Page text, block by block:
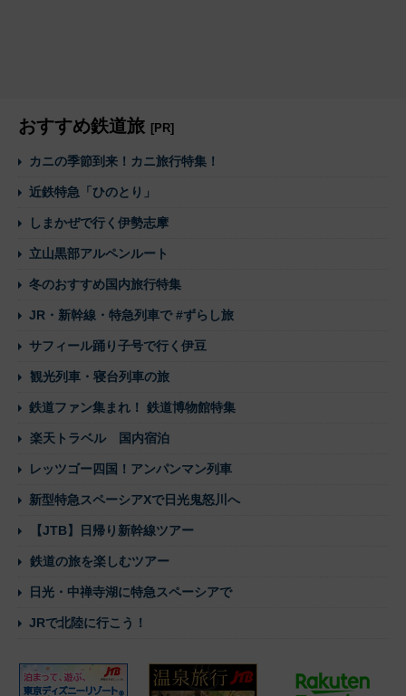
おすすめ鉄道旅 [PR]
カニの季節到来！カニ旅行特集！
近鉄特急「ひのとり」
しまかぜで行く伊勢志摩
立山黒部アルペンルート
冬のおすすめ国内旅行特集
JR・新幹線・特急列車で #ずらし旅
サフィール踊り子号で行く伊豆
観光列車・寝台列車の旅
鉄道ファン集まれ！ 鉄道博物館特集
楽天トラベル 国内宿泊
レッツゴー四国！アンパンマン列車
新型特急スペーシアXで日光鬼怒川へ
【JTB】日帰り新幹線ツアー
鉄道の旅を楽しむツアー
日光・中禅寺湖に特急スペーシアで
JRで北陸に行こう！